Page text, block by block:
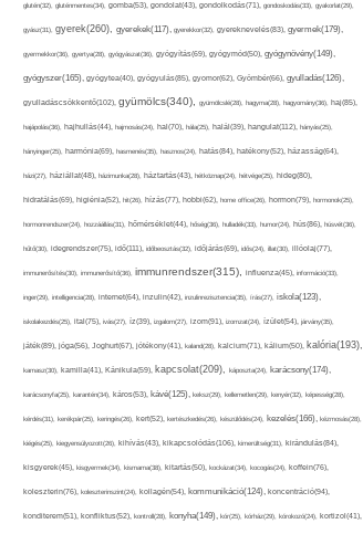
glutén(32), gluténmentes(34), gomba(53), gondolat(43), gondolkodás(71), gondoskodás(33), gyakorlat(29),
gyász(31), gyerek(260), gyerekek(117), gyerekkor(32), gyereknevelés(83), gyermek(179),
gyermekkor(36), gyertya(28), gyógyászat(36), gyógyítás(69), gyógymód(50), gyógynövény(149),
gyógyszer(165), gyógytea(40), gyógyulás(85), gyomor(62), Gyömbér(66), gyulladás(126),
gyulladáscsökkentő(102), gyümölcs(340), gyümölcslé(28), hagyma(28), hagyomány(36), haj(85),
hajápolás(36), hajhullás(44), hajmosás(24), hal(70), hála(25), halál(39), hangulat(112), hányás(25),
hányinger(25), harmónia(69), hasmenés(35), hasznos(24), hatás(84), hatékony(52), házasság(64),
házi(27), háziállat(48), házimunka(28), háztartás(43), hétköznap(24), hétvége(25), hideg(80),
hidratálás(69), higiénia(52), hit(26), hízás(77), hobbi(62), home office(26), hormon(79), hormonok(25),
hormonrendszer(24), hozzáállás(31), hőmérséklet(44), hőség(36), hulladék(33), humor(24), hús(86), húsvét(36),
hűtő(30), idegrendszer(75), idő(111), időbeosztás(32), időjárás(69), idős(24), illat(30), illóolaj(77),
immunerősítés(30), immunerősítő(36), immunrendszer(315), influenza(45), információ(33),
inger(29), intelligencia(28), internet(64), inzulin(42), inzulinrezisztencia(35), írás(27), iskola(123),
iskolakezdés(25), ital(75), ivás(27), íz(39), izgalom(27), izom(91), izomzat(24), ízület(54), járvány(35),
játék(89), jóga(56), Joghurt(67), jótékony(41), kaland(28), kalcium(71), kálium(50), kalória(193),
kamasz(30), kamilla(41), Kánikula(59), kapcsolat(209), káposzta(24), karácsony(174),
karácsonyfa(25), karantén(34), káros(53), kávé(125), keksz(29), kellemetlen(29), kenyér(32), képesség(28),
kérdés(31), kerékpár(25), keringés(26), kert(52), kertészkedés(26), készülődés(24), kezelés(166), kézmosás(28),
kiégés(25), kiegyensúlyozott(26), kihívás(43), kikapcsolódás(106), kimerültség(31), kirándulás(84),
kisgyerek(45), kisgyermek(34), kismama(38), kitartás(50), kockázat(34), kocogás(24), koffein(76),
koleszterin(76), koleszterinszint(24), kollagén(54), kommunikáció(124), koncentráció(94),
konditerem(51), konfliktus(52), kontroll(28), konyha(149), kór(25), kórház(29), kórokozó(24), kortizol(41),